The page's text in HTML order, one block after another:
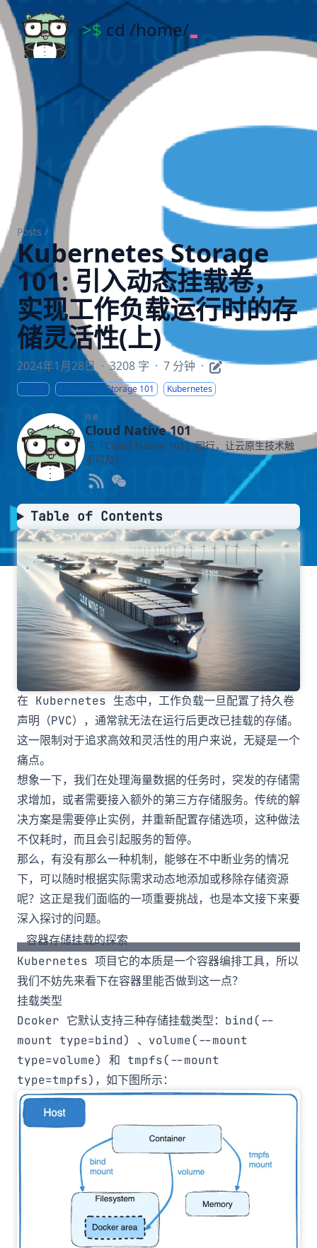
Cloud Native 101
>$ cd /home/
Posts /
Kubernetes Storage
101: 引入动态挂载卷，
实现工作负载运行时的存
储灵活性(上)
2024年1月28日 · 3208 字 · 7 分钟 ·
云原生 Kubernetes Storage 101 Kubernetes
作者
Cloud Native 101
与「Cloud Native 101」同行，让云原生技术触
手可及！
Table of Contents
在 Kubernetes 生态中，工作负载一旦配置了持久卷
声明（PVC），通常就无法在运行后更改已挂载的存储。
这一限制对于追求高效和灵活性的用户来说，无疑是一个
痛点。
想象一下，我们在处理海量数据的任务时，突发的存储需
求增加，或者需要接入额外的第三方存储服务。传统的解
决方案是需要停止实例，并重新配置存储选项，这种做法
不仅耗时，而且会引起服务的暂停。
那么，有没有那么一种机制，能够在不中断业务的情况
下，可以随时根据实际需求动态地添加或移除存储资源
呢？这正是我们面临的一项重要挑战，也是本文接下来要
深入探讨的问题。
容器存储挂载的探索
Kubernetes 项目它的本质是一个容器编排工具，所以
我们不妨先来看下在容器里能否做到这一点？
挂载类型
Dcoker 它默认支持三种存储挂载类型： bind(--
mount type=bind)
、 volume(--mount
type=volume)
和 tmpfs(--mount
type=tmpfs) ，如下图所示：